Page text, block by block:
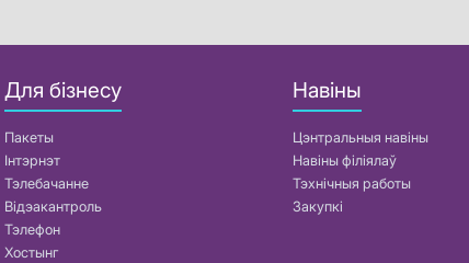
Для бізнесу
Пакеты
Інтэрнэт
Тэлебачанне
Відэакантроль
Тэлефон
Хостынг
Навіны
Цэнтральныя навіны
Навіны філіялаў
Тэхнічныя работы
Закупкі